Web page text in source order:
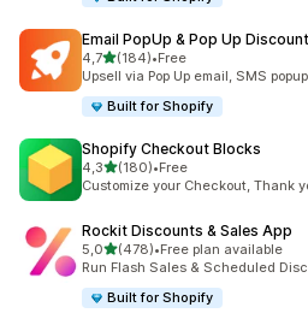
Email PopUp & Pop Up Discount
4,75 yıldız üzerinden
(184)
toplam 184 değerlendirme
•Free
Upsell via Pop Up email, SMS
Built for Shopify
Shopify Checkout Blocks
4,35 yıldız üzerinden
(180)
toplam 180 değerlendirme
•Free
Customize your Checkout, Thank
Rockit Discounts & Sales App
5,05 yıldız üzerinden
(478)
toplam 478 değerlendirme
•Free plan available
Run Flash Sales & Scheduled
Built for Shopify